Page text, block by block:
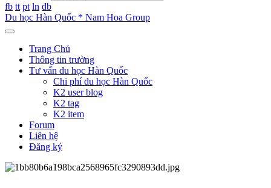
fb tt pt ln db
Du học Hàn Quốc * Nam Hoa Group
Trang Chủ
Thông tin trường
Tư vấn du học Hàn Quốc
Chi phí du học Hàn Quốc
K2 user blog
K2 tag
K2 item
Forum
Liên hệ
Đăng ký